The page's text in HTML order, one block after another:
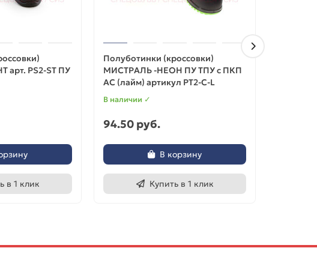
арт. PS2-ST ПУ
в 1 клик
Полуботинки (кроссовки)
МИСТРАЛЬ -НЕОН ПУ ТПУ с ПКП
АС (лайм) артикул PT2-C-L
В наличии ✓
94.50 руб.
В корзину
Купить в 1 клик